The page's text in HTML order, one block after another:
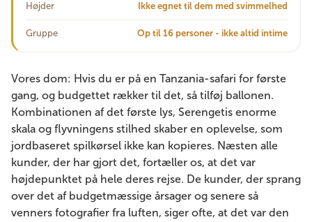
Højder Ikke egnet til dem med svimmelhed
Gruppe Op til 16 personer - ikke altid intime
Vores dom: Hvis du er på en Tanzania-safari for første
gang, og budgettet rækker til det, så tilføj ballonen.
Kombinationen af ​​det første lys, Serengetis enorme
skala og flyvningens stilhed skaber en oplevelse, som
jordbaseret spilkørsel ikke kan kopieres. Næsten alle
kunder, der har gjort det, fortæller os, at det var
højdepunktet på hele deres rejse. De kunder, der sprang
over det af budgetmæssige årsager og senere så
venners fotografier fra luften, siger ofte, at det var den